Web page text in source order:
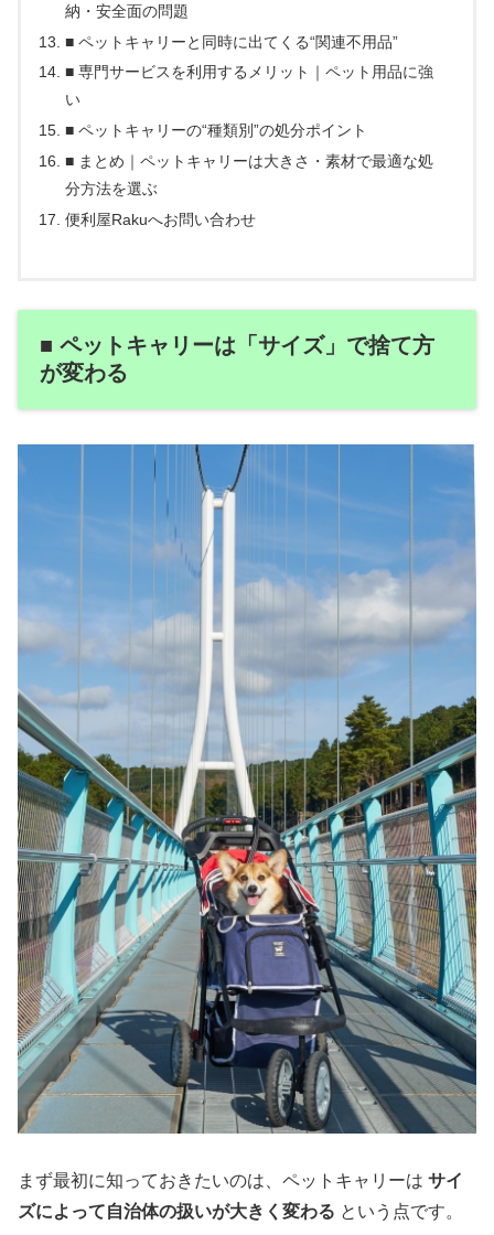
納・安全面の問題
■ ペットキャリーと同時に出てくる“関連不用品”
■ 専門サービスを利用するメリット｜ペット用品に強
い
■ ペットキャリーの“種類別”の処分ポイント
■ まとめ｜ペットキャリーは大きさ・素材で最適な処
分方法を選ぶ
便利屋Rakuへお問い合わせ
■ ペットキャリーは「サイズ」で捨て方
が変わる
まず最初に知っておきたいのは、ペットキャリーは サイ
ズによって自治体の扱いが大きく変わる という点です。